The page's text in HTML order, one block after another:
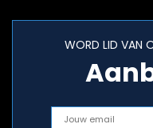
WORD LID VAN